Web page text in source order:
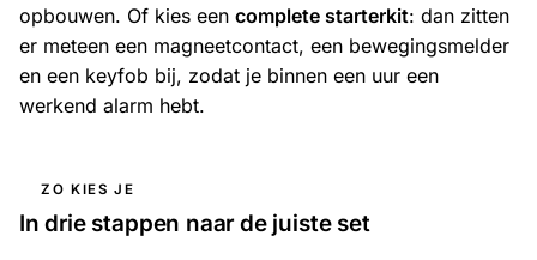
opbouwen. Of kies een complete starterkit: dan zitten
er meteen een magneetcontact, een bewegingsmelder
en een keyfob bij, zodat je binnen een uur een
werkend alarm hebt.
ZO KIES JE
In drie stappen naar de juiste set